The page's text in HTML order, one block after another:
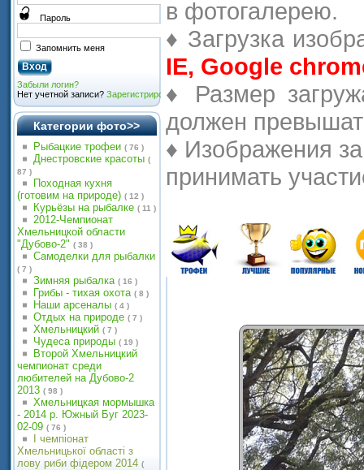
Пароль
Запомнить меня
Забыли логин?
Нет учетной записи? Зарегистрироваться
Категории фото>>
Рыбацкие трофеи ( 76 )
Днестровские красоты (
87 )
Походная кухня
(готовим на природе) ( 12 )
Курьёзы на рыбалке ( 11 )
2012-Чемпионат
Хмельницкой области
"Дубово-2" ( 38 )
Самоделки для рыбалки
( 7 )
Зимняя рыбалка ( 16 )
Грибы - тихая охота ( 8 )
Наши арсеналы ( 4 )
Отдых на природе ( 7 )
Хмельницкий ( 7 )
Чудеса природы ( 19 )
Второй Хмельницкий
чемпионат среди
любителей на Дубово-2
2013 ( 98 )
Хмельницкая мормышка
- 2014 р. Южный Буг 2023-
02-09 ( 76 )
І чемпіонат
Хмельницької області з
лову риби фідером 2014 (
в фотогалерею.
♦ Загрузка
IE, Google
♦ Размер
должен
♦ Изображения за
принимать